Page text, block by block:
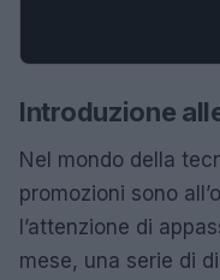
Introduzione
Nel mondo della
promozioni sono
l’attenzione di
mese, una serie di